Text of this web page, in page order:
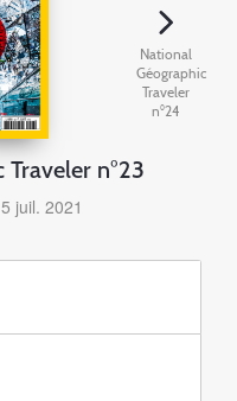
n°23
juil. 2021
National
Géographic
Traveler
n°24